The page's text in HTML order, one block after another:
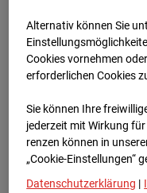
Heddesheim
Archivdatum:
Europe/Berlin
Alternativ können Sie
Cookies vornehmen
erforderlichen Cookies
Sie können Ihre
jederzeit mit Wirkung
renzen können in
„Cookie-Einstellungen“
Datenschutzerklärung |